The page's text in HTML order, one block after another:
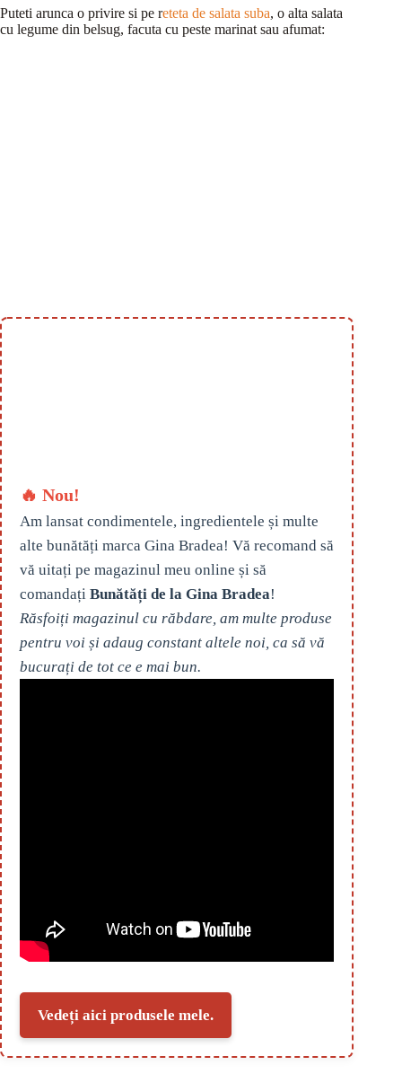
Puteti arunca o privire si pe reteta de salata suba, o alta salata
cu legume din belsug, facuta cu peste marinat sau afumat:
🔥 Nou!
Am lansat condimentele, ingredientele și multe
alte bunătăți marca Gina Bradea! Vă recomand să
vă uitați pe magazinul meu online și să
comandați Bunătăți de la Gina Bradea!
Răsfoiți magazinul cu răbdare, am multe produse
pentru voi și adaug constant altele noi, ca să vă
bucurați de tot ce e mai bun.
Vedeți aici produsele mele.